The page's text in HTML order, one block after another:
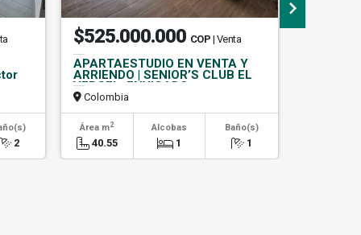
2
$525.000.000 COP | Venta
APARTAESTUDIO EN VENTA Y
ARRIENDO | SENIOR’S CLUB EL
VERGEL, ENVIGADO
Colombia
Área m2
40.55
Alcobas
1
Baño(s)
1